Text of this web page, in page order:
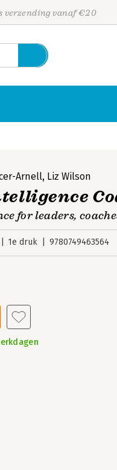
verzending vanaf €20
Arnell, Liz Wilson
for leaders,
1e druk 9780749463564
Personen